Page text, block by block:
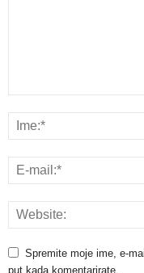
Spremite moje ime, e-
put kada komentarirate.